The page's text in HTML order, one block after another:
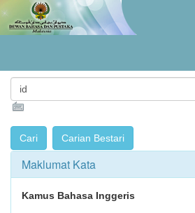
Maklumat Kata
Kamus Bahasa Inggeris